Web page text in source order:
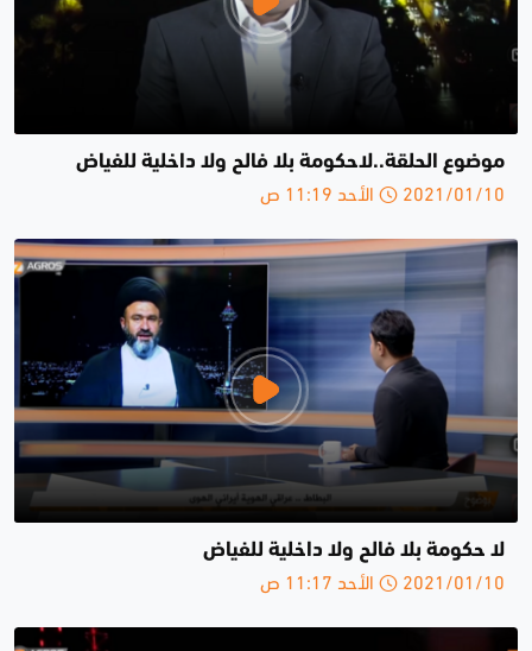
موضوع الحلقة..لاحكومة بلا فالح ولا داخلية للفياض
2021/01/10 الأحد 11:19 ص
لا حكومة بلا فالح ولا داخلية للفياض
2021/01/10 الأحد 11:17 ص